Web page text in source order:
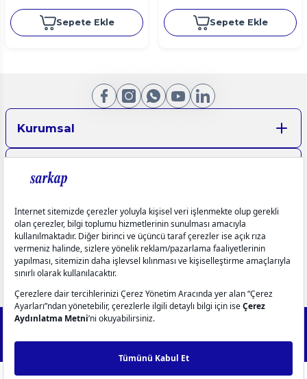
Sepete Ekle Sepete Ekle
Kurumsal
Aydınlatma Metinleri
Üyelik
Yardım
Popüler Kategoriler
İletişim Bilgilerimiz
0549 270 72 72 0549 270 72 72